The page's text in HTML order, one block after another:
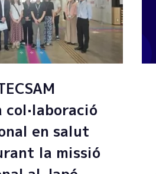
en salut
la missió